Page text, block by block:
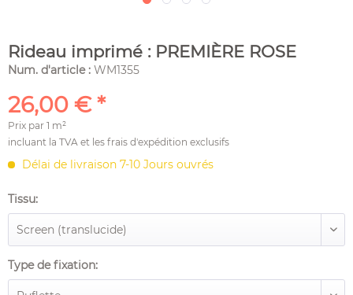
Rideau imprimé : PREMIÈRE ROSE
Num. d'article : WM1355
26,00 € *
Prix par 1 m²
incluant la TVA et les frais d'expédition exclusifs
Délai de livraison 7-10 Jours ouvrés
Tissu:
Type de fixation: